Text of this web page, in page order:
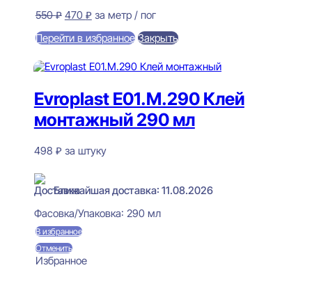
550₽ Первоначальная
составляла
470 ₽Текущая
470 ₽.
за метр / пог
Перейти в избранное Закрыть
Evroplast E01.M.290 Клей
монтажный 290 мл
498 ₽ за штуку
Ближайшая доставка: 11.08.2026
Фасовка/Упаковка: 290 мл
В избранное
Отменить
Избранное